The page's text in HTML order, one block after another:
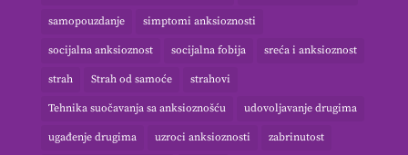
samopouzdanje simptomi anksioznosti
socijalna anksioznost socijalna fobija sreća i anksioznost
strah Strah od samoće strahovi
Tehnika suočavanja sa anksioznošću udovoljavanje drugima
ugađenje drugima uzroci anksioznosti zabrinutost